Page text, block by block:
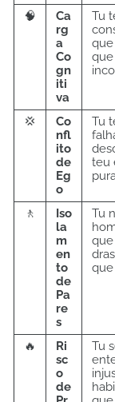
🧠
Ca
rg
a
Co
gn
iti
va
Tu
💢
Co
nfl
ito
de
Eg
o
Tu
teu
🚶
Iso
la
m
en
to
de
Pa
re
s
Tu
que
🔥
Ri
sc
o
de
Tu